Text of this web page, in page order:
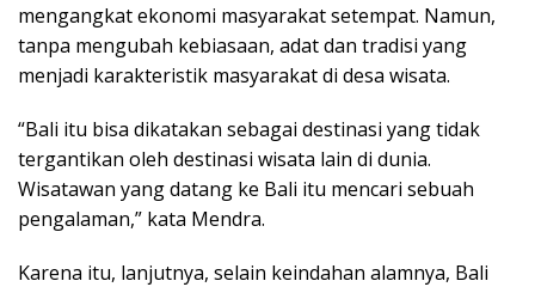
mengangkat ekonomi masyarakat setempat. Namun,
tanpa mengubah kebiasaan, adat dan tradisi yang
menjadi karakteristik masyarakat di desa wisata.
“Bali itu bisa dikatakan sebagai destinasi yang tidak
tergantikan oleh destinasi wisata lain di dunia.
Wisatawan yang datang ke Bali itu mencari sebuah
pengalaman,” kata Mendra.
Karena itu, lanjutnya, selain keindahan alamnya, Bali